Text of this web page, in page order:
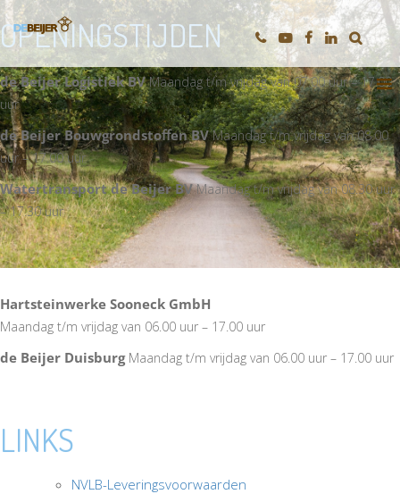
OPENINGSTIJDEN
de Beijer Logistiek BVMaandag t/m vrijdag van 07.00 uur – 17.00
uur
de Beijer Bouwgrondstoﬀen BVMaandag t/m vrijdag van 08.00
uur – 17.00 uur
Watertransport de Beijer BVMaandag t/m vrijdag van 08.30 uur
– 17.30 uur
Hartsteinwerke Sooneck GmbH
Maandag t/m vrijdag van 06.00 uur – 17.00 uur
de Beijer Duisburg Maandag t/m vrijdag van 06.00 uur – 17.00 uur
LINKS
NVLB-Leveringsvoorwaarden